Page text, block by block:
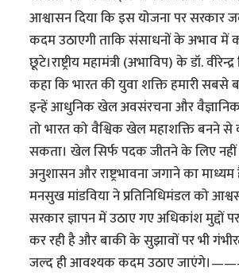
आश्वासन दिया कि इस योजना पर सरकार
कदम उठाएगी ताकि संसाधनों के अभाव में
छूटे।राष्ट्रीय महामंत्री (अभाविप) के डॉ.
कहा कि भारत की युवा शक्ति हमारी सबसे
इन्हें आधुनिक खेल अवसंरचना और वैज्ञानिक
तो भारत को वैश्विक खेल महाशक्ति बनने से
सकता। खेल सिर्फ पदक जीतने के लिए
अनुशासन और राष्ट्रभावना जगाने का माध्यम
मनसुख मांडविया ने प्रतिनिधिमंडल को
सरकार ज्ञापन में उठाए गए अधिकांश मुद्दों
कर रही है और बाकी के सुझावों पर भी
जल्द ही आवश्यक कदम उठाए